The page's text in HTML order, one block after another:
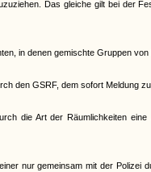
Das gleiche gilt bei der
in denen gemischte Gruppen von
den GSRF, dem sofort Meldung
die Art der Räumlichkeiten
nur gemeinsam mit der Polizei